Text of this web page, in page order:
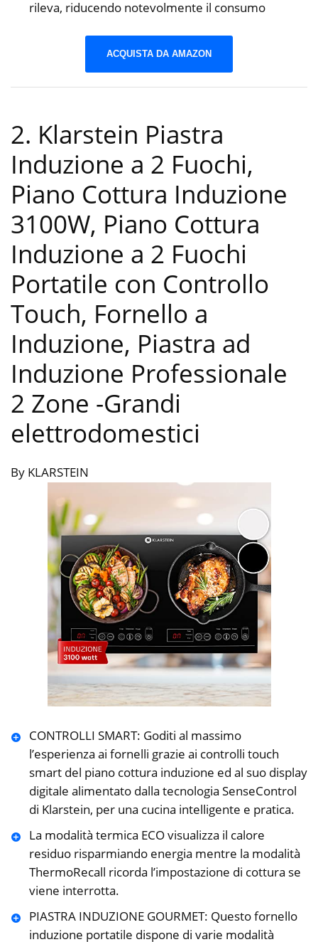
rileva, riducendo notevolmente il consumo
ACQUISTA DA AMAZON
2. Klarstein Piastra
Induzione a 2 Fuochi,
Piano Cottura Induzione
3100W, Piano Cottura
Induzione a 2 Fuochi
Portatile con Controllo
Touch, Fornello a
Induzione, Piastra ad
Induzione Professionale
2 Zone -Grandi
elettrodomestici
By KLARSTEIN
CONTROLLI SMART: Goditi al massimo
l’esperienza ai fornelli grazie ai controlli touch
smart del piano cottura induzione ed al suo display
digitale alimentato dalla tecnologia SenseControl
di Klarstein, per una cucina intelligente e pratica.
La modalità termica ECO visualizza il calore
residuo risparmiando energia mentre la modalità
ThermoRecall ricorda l’impostazione di cottura se
viene interrotta.
PIASTRA INDUZIONE GOURMET: Questo fornello
induzione portatile dispone di varie modalità